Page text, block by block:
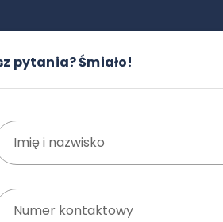
pytania? Śmiało!
Imię i nazwisko
Numer kontaktowy